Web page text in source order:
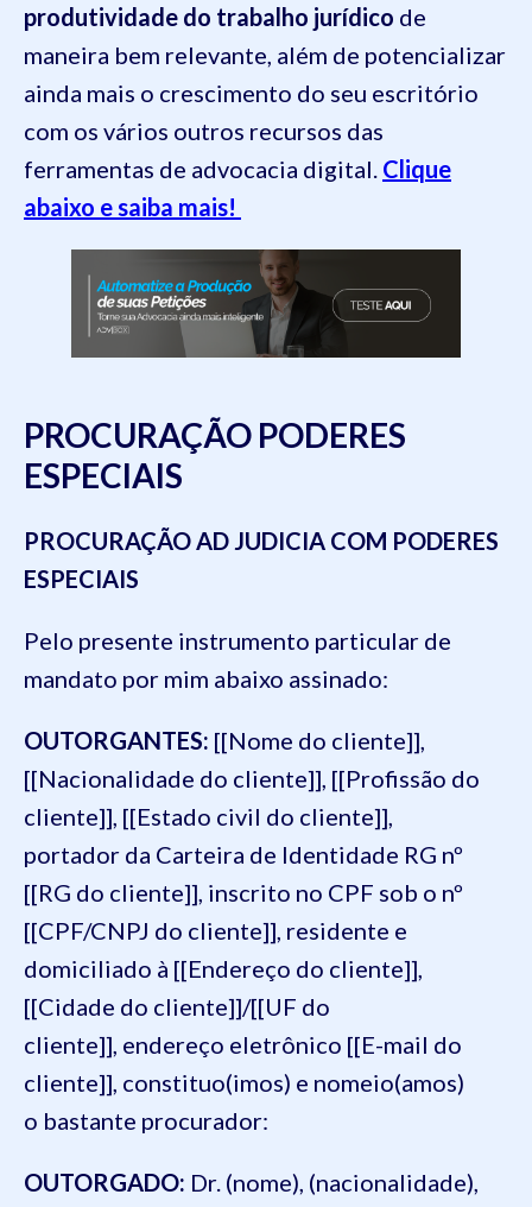
produtividade do trabalho jurídico de
maneira bem relevante, além de potencializar
ainda mais o crescimento do seu escritório
com os vários outros recursos das
ferramentas de advocacia digital. Clique
abaixo e saiba mais!
PROCURAÇÃO PODERES
ESPECIAIS
PROCURAÇÃO AD JUDICIA COM PODERES
ESPECIAIS
Pelo presente instrumento particular de
mandato por mim abaixo assinado:
OUTORGANTES: [[Nome do cliente]],
[[Nacionalidade do cliente]], [[Profissão do
cliente]], [[Estado civil do cliente]],
portador da Carteira de Identidade RG nº
[[RG do cliente]], inscrito no CPF sob o nº
[[CPF/CNPJ do cliente]], residente e
domiciliado à [[Endereço do cliente]],
[[Cidade do cliente]]/[[UF do
cliente]], endereço eletrônico [[E-mail do
cliente]], constituo(imos) e nomeio(amos)
o bastante procurador:
OUTORGADO: Dr. (nome), (nacionalidade),